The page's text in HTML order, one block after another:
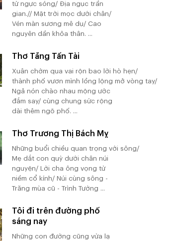
từ ngực sóng/ Địa ngục trần
gian.// Mặt trời mọc dưới chân/
Vén màn sương mê dụ/ Cao
nguyên dần khỏa thân. ...
Thơ Tăng Tấn Tài
Xuân chớm qua vai rộn bao lời hò hẹn/
thành phố vươn mình lồng lộng mở vòng tay/
Ngả nón chào nhau mộng ước
đắm say/ cùng chung sức rộng
dài thêm ngõ phố. ...
Thơ Trương Thị Bách Mỵ
Những buổi chiều quan trọng với sông/
Mẹ dắt con quỳ dưới chân núi
nguyện/ Lời cha ông vọng từ
niềm cổ kính/ Núi cùng sông -
Trăng mùa cũ - Trình Tường ...
Tôi đi trên đường phố
sáng nay
Những con đường cũng vừa lạ